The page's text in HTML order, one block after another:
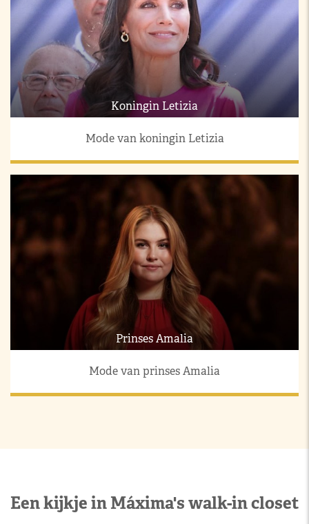
Koningin Letizia
Mode van koningin Letizia
Prinses Amalia
Mode van prinses Amalia
Een kijkje in Máxima's walk-in closet